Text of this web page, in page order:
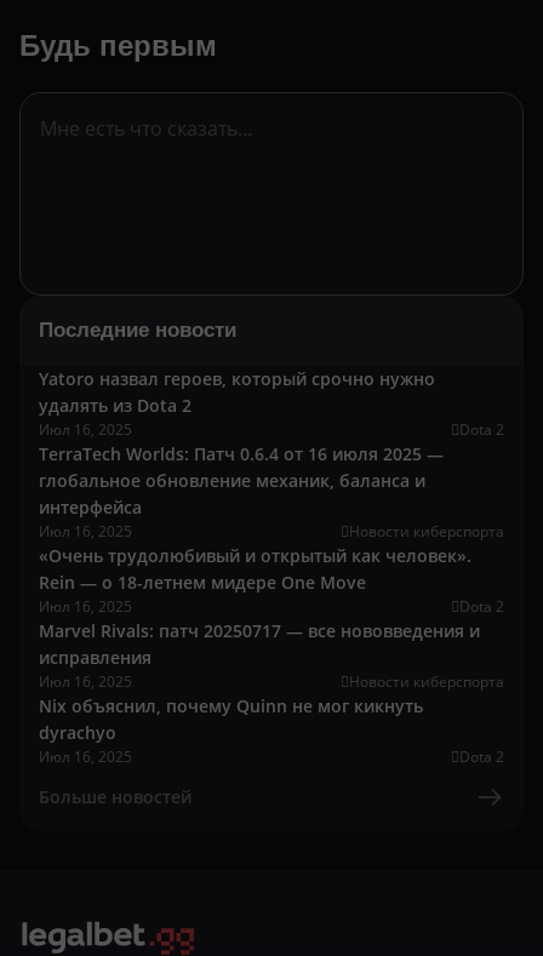
Будь первым
Последние новости
Yatoro назвал героев, который срочно нужно
удалять из Dota 2
Июл 16, 2025 Dota 2
TerraTech Worlds: Патч 0.6.4 от 16 июля 2025 —
глобальное обновление механик, баланса и
интерфейса
Июл 16, 2025 Новости киберспорта
«Очень трудолюбивый и открытый как человек».
Rein — о 18-летнем мидере One Move
Июл 16, 2025 Dota 2
Marvel Rivals: патч 20250717 — все нововведения и
исправления
Июл 16, 2025 Новости киберспорта
Nix объяснил, почему Quinn не мог кикнуть
dyrachyo
Июл 16, 2025 Dota 2
Больше новостей